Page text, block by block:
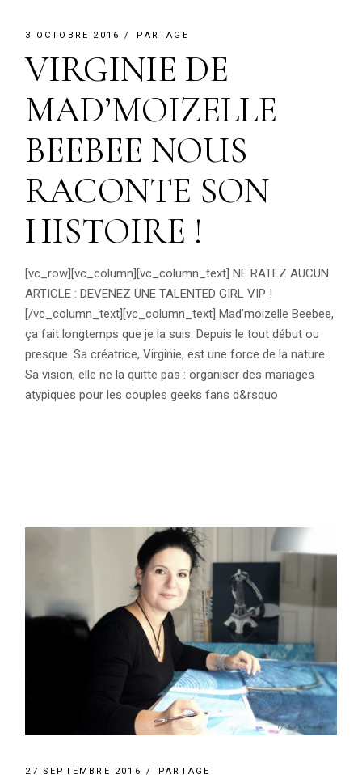
3 OCTOBRE 2016 PARTAGE
VIRGINIE DE
MAD’MOIZELLE
BEEBEE NOUS
RACONTE SON
HISTOIRE !
[vc_row][vc_column][vc_column_text] NE RATEZ AUCUN
ARTICLE : DEVENEZ UNE TALENTED GIRL VIP !
[/vc_column_text][vc_column_text] Mad’moizelle Beebee,
ça fait longtemps que je la suis. Depuis le tout début ou
presque. Sa créatrice, Virginie, est une force de la nature.
Sa vision, elle ne la quitte pas : organiser des mariages
atypiques pour les couples geeks fans d&rsquo
27 SEPTEMBRE 2016 PARTAGE